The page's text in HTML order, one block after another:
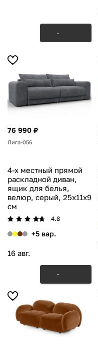
76 990 ₽
Лига-056
4-х местный прямой
раскладной диван,
ящик для белья,
велюр, серый, 25x11x9
см
4.8
+5 вар.
16 авг.